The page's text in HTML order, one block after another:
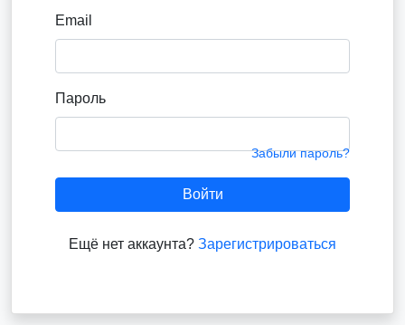
Email
Пароль
Забыли пароль?
Войти
Ещё нет аккаунта? Зарегистрироваться